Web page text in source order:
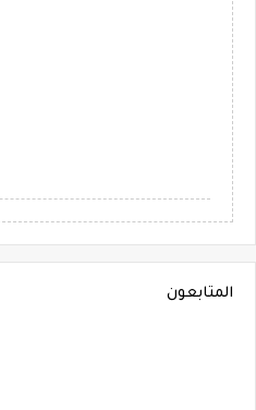
المتابعون